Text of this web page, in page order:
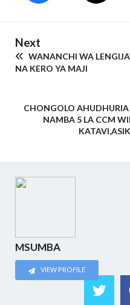
Next
WANANCHI WA
NA KERO YA MAJI
CHONGOLO
NAMBA 5 LA CCM
MSUMBA
VIEW PROFILE